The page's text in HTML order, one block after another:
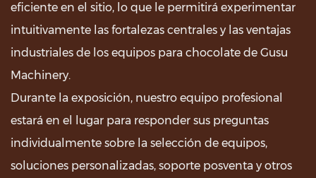
eficiente en el sitio, lo que le permitirá experimentar
intuitivamente las fortalezas centrales y las ventajas
industriales de los equipos para chocolate de Gusu
Machinery.
Durante la exposición, nuestro equipo profesional
estará en el lugar para responder sus preguntas
individualmente sobre la selección de equipos,
soluciones personalizadas, soporte posventa y otros